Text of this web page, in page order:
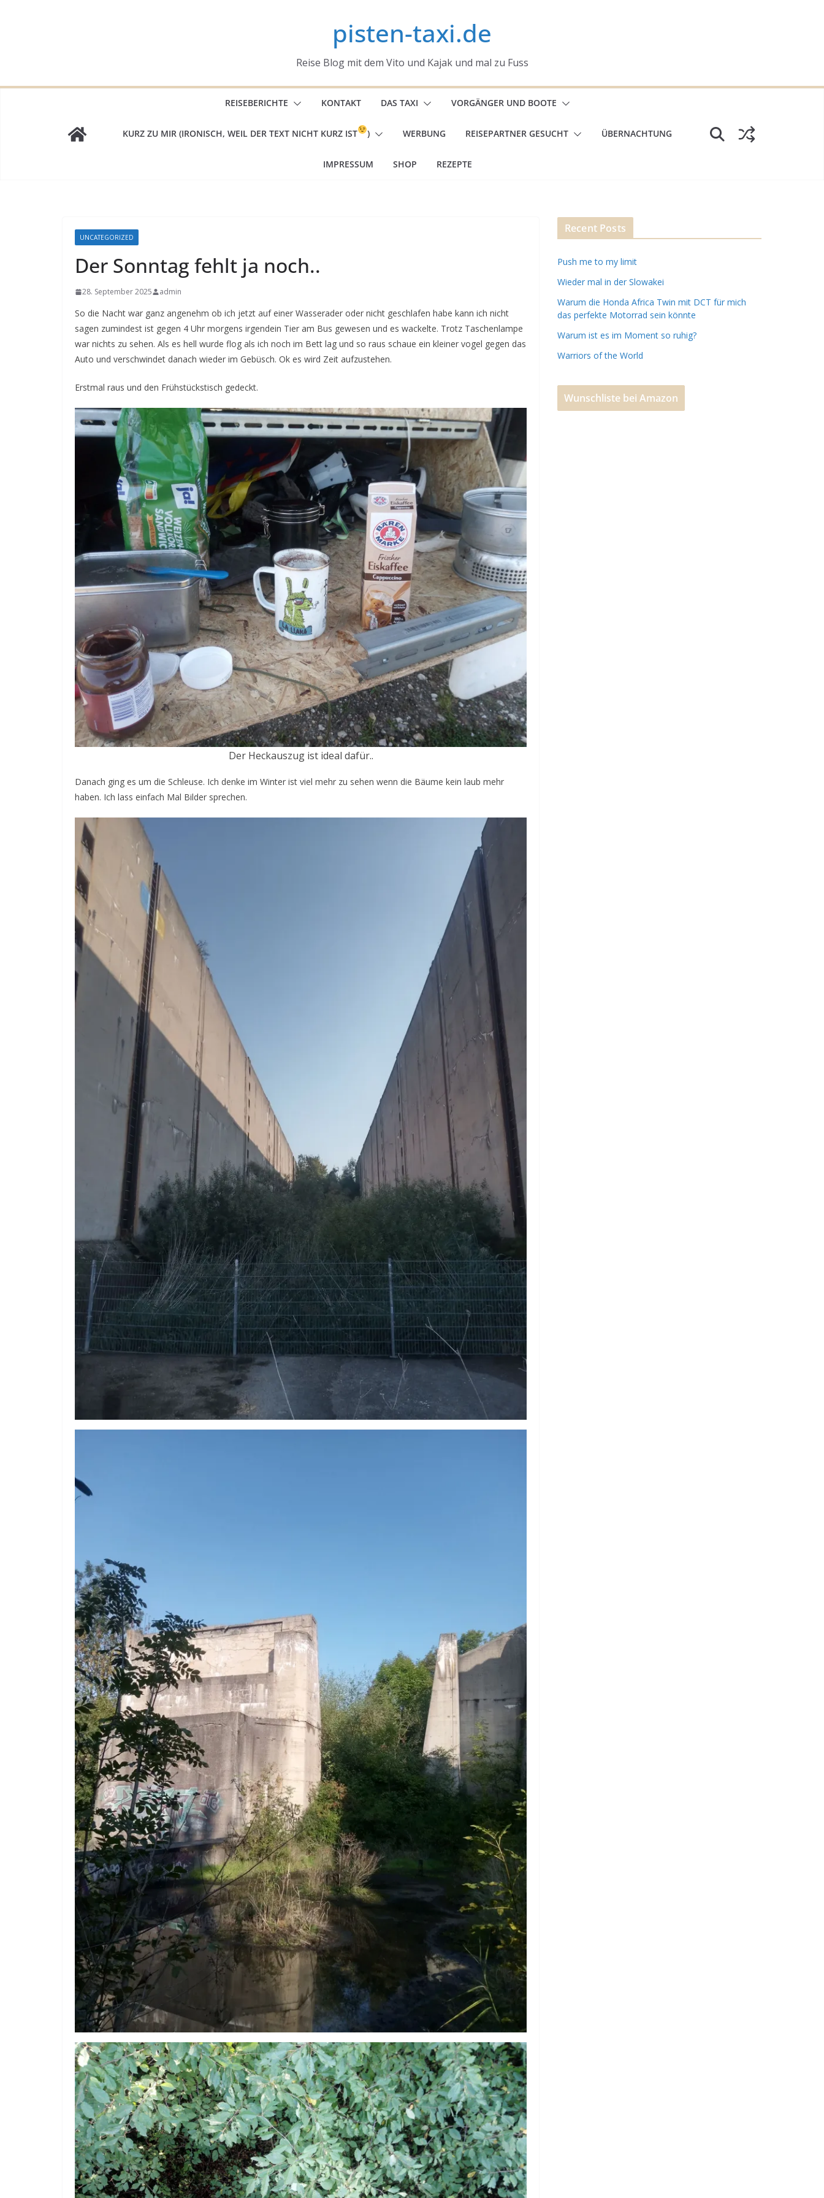
pisten-taxi.de
Reise Blog mit dem Vito und Kajak und mal zu Fuss
REISEBERICHTE KONTAKT DAS TAXI VORGÄNGER UND BOOTE
KURZ ZU MIR (IRONISCH, WEIL DER TEXT NICHT KURZ IST ) WERBUNG REISEPARTNER GESUCHT ÜBERNACHTUNG
IMPRESSUM SHOP REZEPTE
UNCATEGORIZED
Der Sonntag fehlt ja noch..
28. September 2025 admin
So die Nacht war ganz angenehm ob ich jetzt auf einer Wasserader oder nicht geschlafen habe kann ich nicht
sagen zumindest ist gegen 4 Uhr morgens irgendein Tier am Bus gewesen und es wackelte. Trotz Taschenlampe
war nichts zu sehen. Als es hell wurde flog als ich noch im Bett lag und so raus schaue ein kleiner vogel gegen das
Auto und verschwindet danach wieder im Gebüsch. Ok es wird Zeit aufzustehen.
Erstmal raus und den Frühstückstisch gedeckt.
Der Heckauszug ist ideal dafür..
Danach ging es um die Schleuse. Ich denke im Winter ist viel mehr zu sehen wenn die Bäume kein laub mehr
haben. Ich lass einfach Mal Bilder sprechen.
Recent Posts
Push me to my limit
Wieder mal in der Slowakei
Warum die Honda Africa Twin mit DCT für mich
das perfekte Motorrad sein könnte
Warum ist es im Moment so ruhig?
Warriors of the World
Wunschliste bei Amazon